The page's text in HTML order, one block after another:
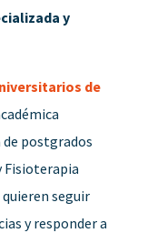
y
de
de postgrados
Fisioterapia
seguir
y responder a